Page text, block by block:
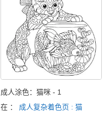
成人涂色：猫咪 - 1
在 ： 成人复杂着色页 : 猫